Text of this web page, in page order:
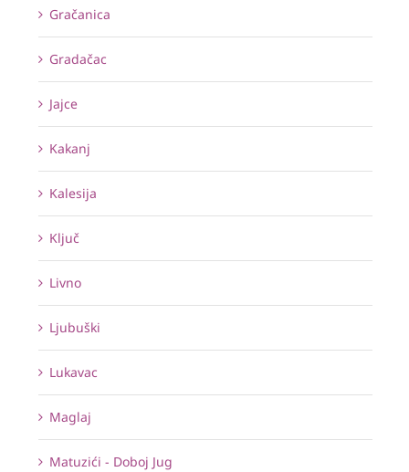
Gračanica
Gradačac
Jajce
Kakanj
Kalesija
Ključ
Livno
Ljubuški
Lukavac
Maglaj
Matuzići - Doboj Jug